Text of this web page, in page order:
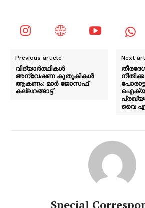
Previous article
വിദ്യാര്‍ത്ഥികള്‍
അന്വേഷണ കുതുകികള്‍
ആകണം: മാര്‍ ജോസഫ്
കല്ലറങ്ങാട്ട്
Next
വൈ
Special